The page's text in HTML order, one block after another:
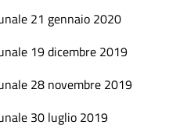
21 gennaio 2020
19 dicembre 2019
28 novembre 2019
30 luglio 2019